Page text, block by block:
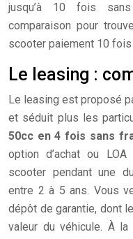
jusqu’à 10 fois
comparaison pour
scooter paiement 10
Le leasing :
Le leasing est proposé
et séduit plus les
50cc en 4 fois sans
option d’achat ou
scooter pendant une
entre 2 à 5 ans. Vous
dépôt de garantie, dont
valeur du véhicule. À